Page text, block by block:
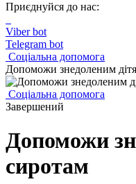
Приєднуйся до нас:
Viber bot
Telegram bot
Соціальна допомога
Допоможи знедоленим
Соціальна допомога
Завершений
Допоможи
сиротам